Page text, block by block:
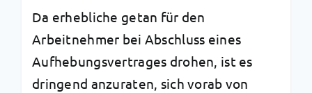
Da erhebliche getan für den
Arbeitnehmer bei Abschluss eines
Aufhebungsvertrages drohen, ist es
dringend anzuraten, sich vorab von